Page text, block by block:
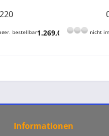
bestellbar1.269,00 € * nicht
Informationen